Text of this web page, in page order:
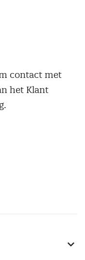
contact met
het Klant